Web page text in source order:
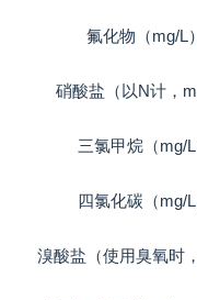
氟化物（mg/L）
硝酸盐（以N计，
三氯甲烷（mg/L
四氯化碳（mg/L
溴酸盐（使用臭氧时